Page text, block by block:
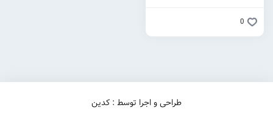
0
طراحی و اجرا توسط : کدین